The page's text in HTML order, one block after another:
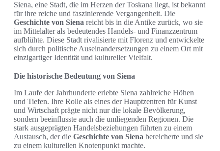
Siena, eine Stadt, die im Herzen der Toskana liegt, ist bekannt
für ihre reiche und faszinierende Vergangenheit. Die
Geschichte von Siena reicht bis in die Antike zurück, wo sie
im Mittelalter als bedeutendes Handels- und Finanzzentrum
aufblühte. Diese Stadt rivalisierte mit Florenz und entwickelte
sich durch politische Auseinandersetzungen zu einem Ort mit
einzigartiger Identität und kultureller Vielfalt.
Die historische Bedeutung von Siena
Im Laufe der Jahrhunderte erlebte Siena zahlreiche Höhen
und Tiefen. Ihre Rolle als eines der Hauptzentren für Kunst
und Wirtschaft prägte nicht nur die lokale Bevölkerung,
sondern beeinflusste auch die umliegenden Regionen. Die
stark ausgeprägten Handelsbeziehungen führten zu einem
Austausch, der die Geschichte von Siena bereicherte und sie
zu einem kulturellen Knotenpunkt machte.